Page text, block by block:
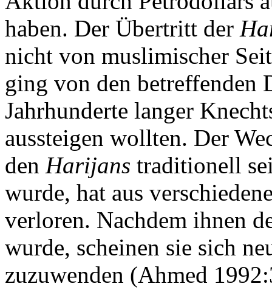
haben. Der Übertritt der
nicht von muslimischer
ging von den betreffenden
Jahrhunderte langer
aussteigen wollten. Der
den Harijans traditionell
wurde, hat aus
verloren. Nachdem ihnen
wurde, scheinen sie sich
zuzuwenden (Ahmed